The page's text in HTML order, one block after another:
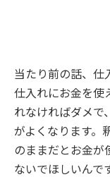
当たり前の話、仕
仕入れにお金を使
れなければダメで
がよくなります。
のままだとお金が
ないでほしいんで